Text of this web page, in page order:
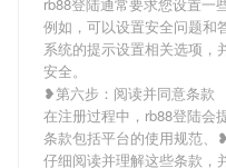
例如，可以设置安全问题和
系统的提示设置相关选项，
安全。
❥第六步：阅读并同意条款
在注册过程中，rb88登陆会
条款包括平台的使用规范
仔细阅读并理解这些条款，